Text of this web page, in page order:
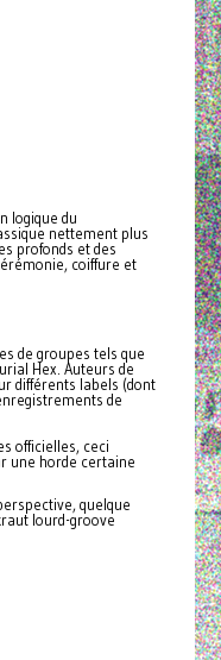
logique du
nettement plus
profonds et des
coiffure et
de groupes tels que
Hex. Auteurs de
différents labels (dont
de
officielles, ceci
une horde certaine
quelque
lourd-groove